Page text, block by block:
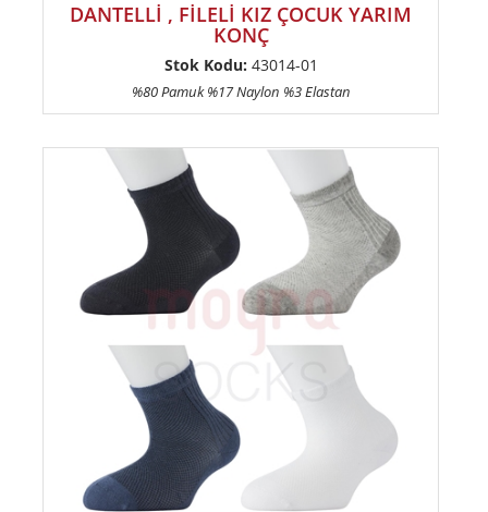
DANTELLİ , FİLELİ KIZ ÇOCUK YARIM
KONÇ
Stok Kodu: 43014-01
%80 Pamuk %17 Naylon %3 Elastan